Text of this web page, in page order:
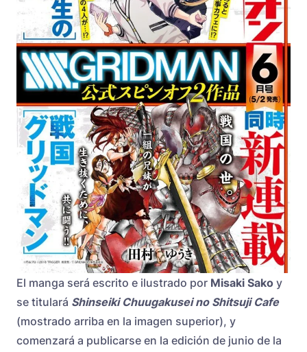
El manga será escrito e ilustrado por Misaki Sako y
se titulará Shinseiki Chuugakusei no Shitsuji Cafe
(mostrado arriba en la imagen superior), y
comenzará a publicarse en la edición de junio de la